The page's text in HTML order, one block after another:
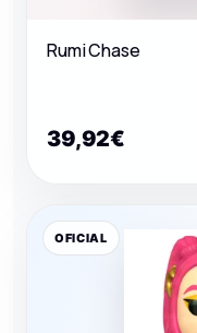
Rumi Chase
39,92€
OFICIAL